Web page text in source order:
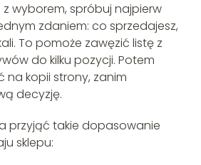
wyborem, spróbuj najpierw
zdaniem: co sprzedajesz,
To pomoże zawęzić listę z
do kilku pozycji. Potem
na kopii strony, zanim
decyzję.
przyjąć takie dopasowanie
sklepu: